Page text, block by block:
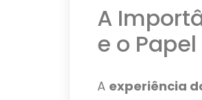
A
e o
A experiência